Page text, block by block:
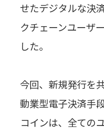
せたデジタルな決
クチェーンユーザ
した。
今回、新規発行を
動業型電子決済手
コインは、全ての